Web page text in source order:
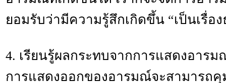
ยอมรับว่ามีความรู้สึกเกิดขึ้น “เป็นเรื่อ
4. เรียนรู้ผลกระทบจากการแสดงอาร
การแสดงออกของอารมณ์จะสามารถ